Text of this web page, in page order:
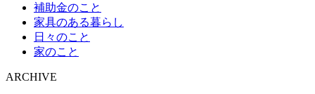
補助金のこと
家具のある暮らし
日々のこと
家のこと
ARCHIVE